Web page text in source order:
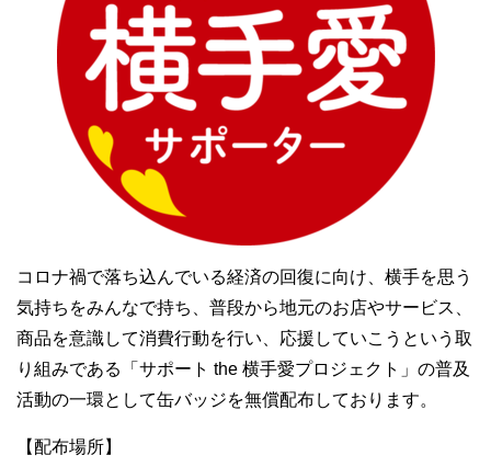
コロナ禍で落ち込んでいる経済の回復に向け、横手を思う
気持ちをみんなで持ち、普段から地元のお店やサービス、
商品を意識して消費行動を行い、応援していこうという取
り組みである「サポート the 横手愛プロジェクト」の普及
活動の一環として缶バッジを無償配布しております。
【配布場所】